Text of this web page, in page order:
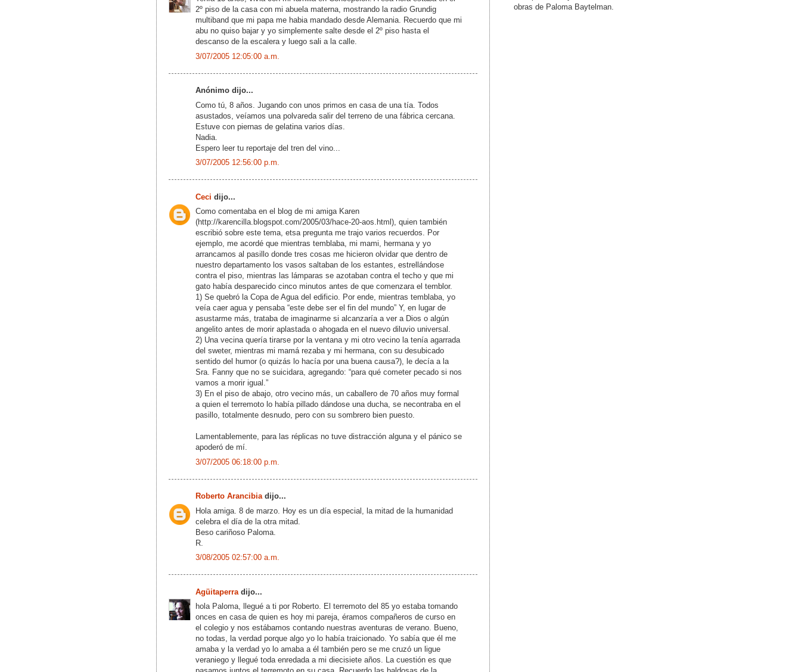
2º piso de la casa con mi abuela materna, mostrando la radio Grundig
multiband que mi papa me habia mandado desde Alemania. Recuerdo que mi
abu no quiso bajar y yo simplemente salte desde el 2º piso hasta el
descanso de la escalera y luego sali a la calle.
3/07/2005 12:05:00 a.m.
Anónimo dijo...
Como tú, 8 años. Jugando con unos primos en casa de una tía. Todos
asustados, veíamos una polvareda salir del terreno de una fábrica cercana.
Estuve con piernas de gelatina varios días.
Nadia.
Espero leer tu reportaje del tren del vino...
3/07/2005 12:56:00 p.m.
Ceci dijo...
Como comentaba en el blog de mi amiga Karen
(http://karencilla.blogspot.com/2005/03/hace-20-aos.html), quien también
escribió sobre este tema, etsa pregunta me trajo varios recuerdos. Por
ejemplo, me acordé que mientras temblaba, mi mami, hermana y yo
arrancamos al pasillo donde tres cosas me hicieron olvidar que dentro de
nuestro departamento los vasos saltaban de los estantes, estrellándose
contra el piso, mientras las lámparas se azotaban contra el techo y que mi
gato había desparecido cinco minutos antes de que comenzara el temblor.
1) Se quebró la Copa de Agua del edificio. Por ende, mientras temblaba, yo
veía caer agua y pensaba “este debe ser el fin del mundo” Y, en lugar de
asustarme más, trataba de imaginarme si alcanzaría a ver a Dios o algún
angelito antes de morir aplastada o ahogada en el nuevo diluvio universal.
2) Una vecina quería tirarse por la ventana y mi otro vecino la tenía agarrada
del sweter, mientras mi mamá rezaba y mi hermana, con su desubicado
sentido del humor (o quizás lo hacía por una buena causa?), le decía a la
Sra. Fanny que no se suicidara, agregando: “para qué cometer pecado si nos
vamos a morir igual.”
3) En el piso de abajo, otro vecino más, un caballero de 70 años muy formal
a quien el terremoto lo había pillado dándose una ducha, se necontraba en el
pasillo, totalmente desnudo, pero con su sombrero bien puesto.
Lamentablemente, para las réplicas no tuve distracción alguna y el pánico se
apoderó de mí.
3/07/2005 06:18:00 p.m.
Roberto Arancibiadijo...
Hola amiga. 8 de marzo. Hoy es un día especial, la mitad de la humanidad
celebra el día de la otra mitad.
Beso cariñoso Paloma.
R.
3/08/2005 02:57:00 a.m.
Agüitaperra dijo...
hola Paloma, llegué a ti por Roberto. El terremoto del 85 yo estaba tomando
onces en casa de quien es hoy mi pareja, éramos compañeros de curso en
el colegio y nos estábamos contando nuestras aventuras de verano. Bueno,
no todas, la verdad porque algo yo lo había traicionado. Yo sabía que él me
amaba y la verdad yo lo amaba a él también pero se me cruzó un ligue
veraniego y llegué toda enredada a mi diecisiete años. La cuestión es que
obras de Paloma Baytelman.